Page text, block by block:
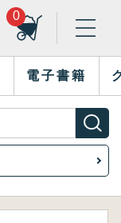
0
電子書籍